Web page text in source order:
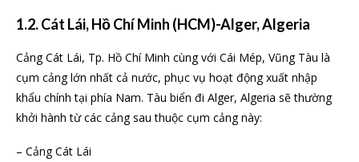
1.2. Cát Lái, Hồ Chí Minh (HCM)-Alger, Algeria
Cảng Cát Lái, Tp. Hồ Chí Minh cùng với Cái Mép, Vũng Tàu là
cụm cảng lớn nhất cả nước, phục vụ hoạt động xuất nhập
khẩu chính tại phía Nam. Tàu biển đi Alger, Algeria sẽ thường
khởi hành từ các cảng sau thuộc cụm cảng này:
– Cảng Cát Lái